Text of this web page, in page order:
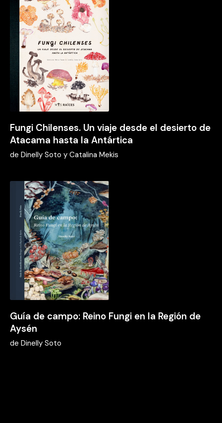
Fungi Chilenses. Un viaje desde el desierto de
Atacama hasta la Antártica
de Dinelly Soto y Catalina Mekis
Guía de campo: Reino Fungi en la Región de
Aysén
de Dinelly Soto